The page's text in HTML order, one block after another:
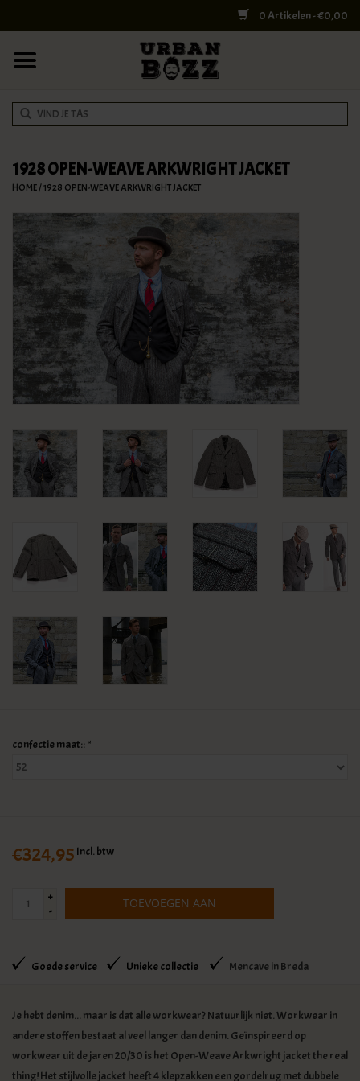
0 Artikelen - €0,00
COLLEGE BAGS
RUGZAKKEN
SHELBY BROTHERS
REISTASSEN
DOKTERSTASSEN
KLEDING
SPECIALS
SALE
1928 OPEN-WEAVE ARKWRIGHT JACKET
HOME/1928 OPEN-WEAVE ARKWRIGHT JACKET
confectie maat:: *
€324,95 Incl. btw
+
-
TOEVOEGEN AAN
Goede service Unieke collectie Mencave in Breda
Je hebt denim... maar is dat alle workwear? Natuurlijk niet. Workwear in
andere stoffen bestaat al veel langer dan denim. Geïnspireerd op
workwear uit de jaren 20/30 is het Open-Weave Arkwright jacket the real
thing! Het stijlvolle jacket heeft 4 klepzakken een gordelrug met dubbele